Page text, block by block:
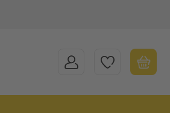
MEIN KONTOMEINE WUNSCHLISTE